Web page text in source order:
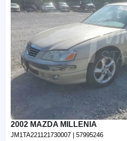
2002 MAZDA MILLENIA
JM1TA221121730007 | 57995246